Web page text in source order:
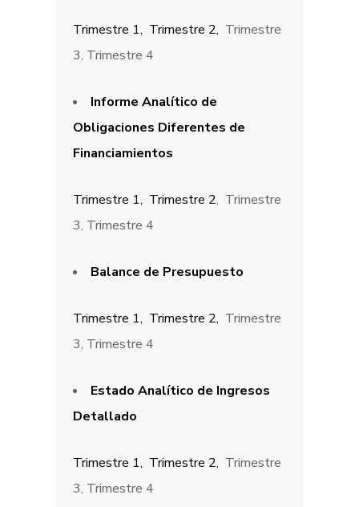
Trimestre 1, Trimestre 2, Trimestre
3, Trimestre 4
Informe Analítico de
Obligaciones Diferentes de
Financiamientos
Trimestre 1, Trimestre 2, Trimestre
3, Trimestre 4
Balance de Presupuesto
Trimestre 1, Trimestre 2, Trimestre
3, Trimestre 4
Estado Analítico de Ingresos
Detallado
Trimestre 1, Trimestre 2, Trimestre
3, Trimestre 4